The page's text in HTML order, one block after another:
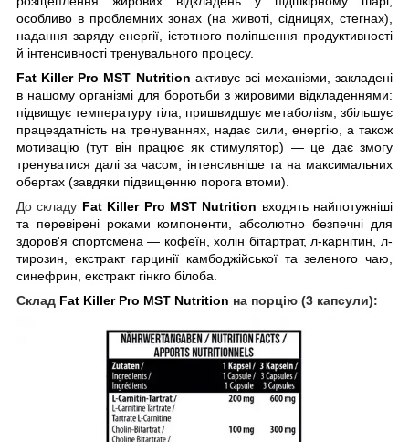
особливо в проблемних зонах (на животі, сідницях, стегнах),
надання заряду енергії, істотного поліпшення продуктивності
й інтенсивності тренувального процесу.
Fat Killer Pro MST Nutrition активує всі механізми, закладені
в нашому організмі для боротьби з жировими відкладеннями:
підвищує температуру тіла, пришвидшує метаболізм, збільшує
працездатність на тренуваннях, надає сили, енергію, а також
мотивацію (тут він працює як стимулятор) — це дає змогу
тренуватися далі за часом, інтенсивніше та на максимальних
обертах (завдяки підвищенню порога втоми).
До складу Fat Killer Pro MST Nutrition входять найпотужніші
та перевірені роками компоненти, абсолютно безпечні для
здоров'я спортсмена — кофеїн, холін бітартрат, л-карнітин, л-
тирозин, екстракт гарцинії камбоджійської та зеленого чаю,
синефрин, екстракт гінкго білоба.
Склад Fat Killer Pro MST Nutrition на порцію (3 капсули):